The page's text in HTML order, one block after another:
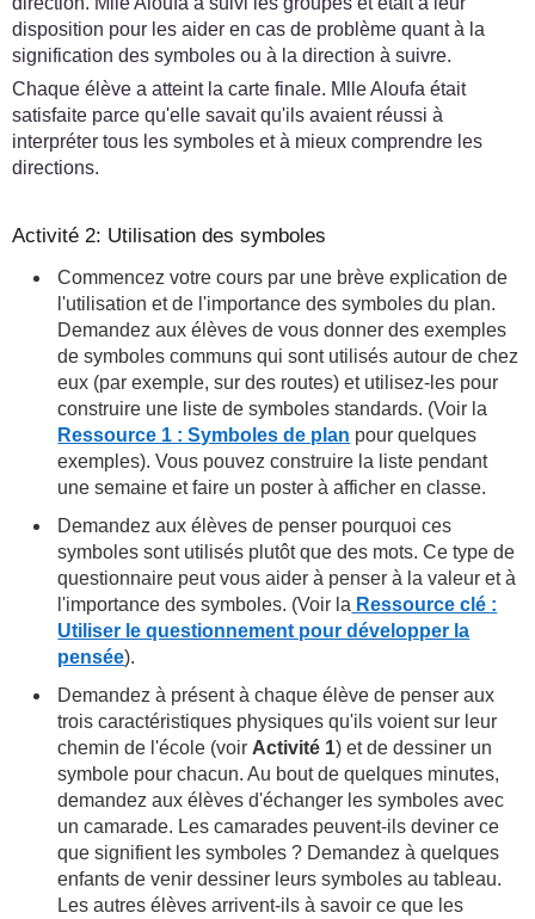
disposition pour les aider en cas de problème quant à la
signification des symboles ou à la direction à suivre.
Chaque élève a atteint la carte finale. Mlle Aloufa était
satisfaite parce qu'elle savait qu'ils avaient réussi à
interpréter tous les symboles et à mieux comprendre les
directions.
Activité 2: Utilisation des symboles
Commencez votre cours par une brève explication de
l'utilisation et de l'importance des symboles du plan.
Demandez aux élèves de vous donner des exemples
de symboles communs qui sont utilisés autour de chez
eux (par exemple, sur des routes) et utilisez-les pour
construire une liste de symboles standards. (Voir la
Ressource 1 : Symboles de plan pour quelques
exemples). Vous pouvez construire la liste pendant
une semaine et faire un poster à afficher en classe.
Demandez aux élèves de penser pourquoi ces
symboles sont utilisés plutôt que des mots. Ce type de
questionnaire peut vous aider à penser à la valeur et à
l'importance des symboles. (Voir la Ressource clé :
Utiliser le questionnement pour développer la
pensée).
Demandez à présent à chaque élève de penser aux
trois caractéristiques physiques qu'ils voient sur leur
chemin de l'école (voir Activité 1) et de dessiner un
symbole pour chacun. Au bout de quelques minutes,
demandez aux élèves d'échanger les symboles avec
un camarade. Les camarades peuvent-ils deviner ce
que signifient les symboles ? Demandez à quelques
enfants de venir dessiner leurs symboles au tableau.
Les autres élèves arrivent-ils à savoir ce que les